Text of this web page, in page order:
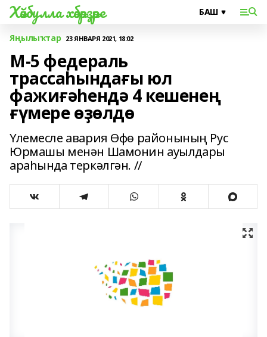
Хәйбулла хәбәрҙәре
Яңылыҡтар 23 ЯНВАРЯ 2021, 18:02
М-5 федераль
трассаһындағы юл
фажиғәһендә 4 кешенең
ғүмере өҙөлдө
Үлемесле авария Өфө районының Рус
Юрмашы менән Шамонин ауылдары
араһында теркәлгән. //